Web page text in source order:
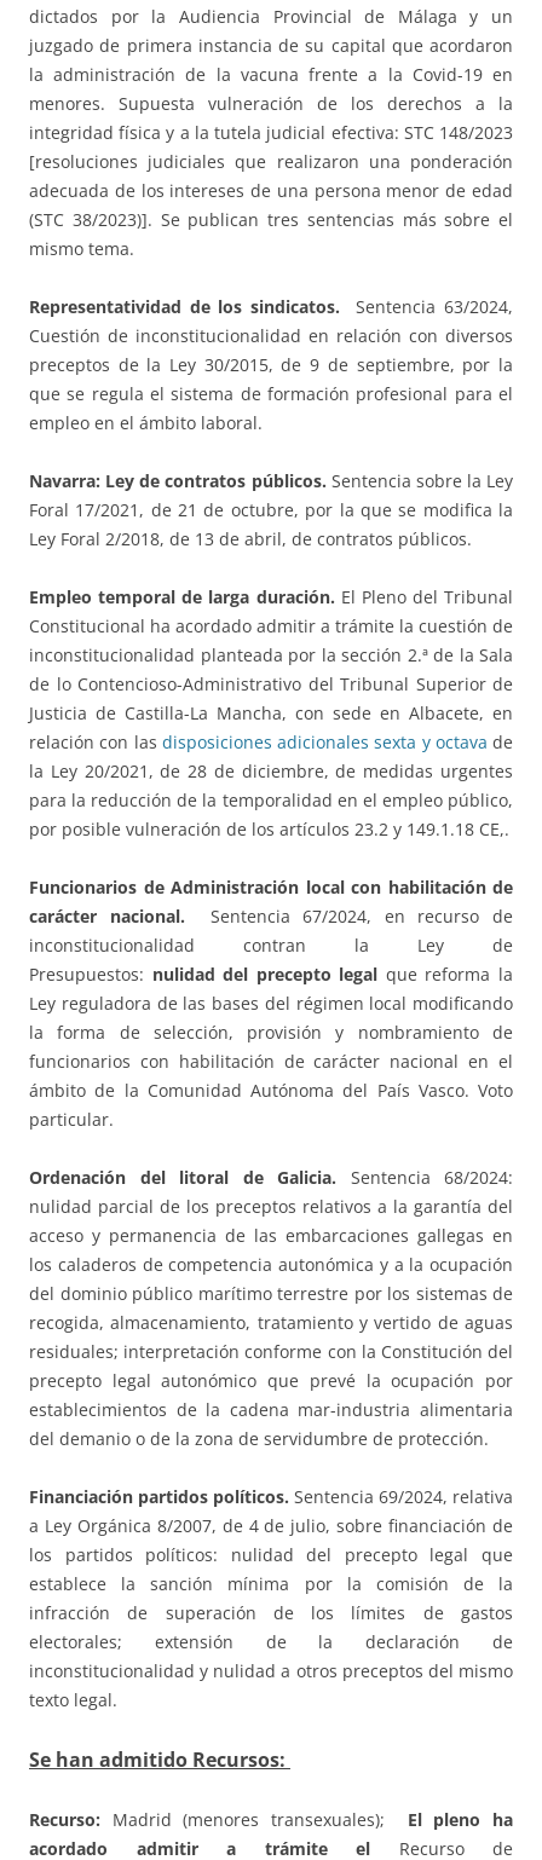
dictados por la Audiencia Provincial de Málaga y un
juzgado de primera instancia de su capital que acordaron
la administración de la vacuna frente a la Covid-19 en
menores. Supuesta vulneración de los derechos a la
integridad física y a la tutela judicial efectiva: STC 148/2023
[resoluciones judiciales que realizaron una ponderación
adecuada de los intereses de una persona menor de edad
(STC 38/2023)]. Se publican tres sentencias más sobre el
mismo tema.
Representatividad de los sindicatos. Sentencia 63/2024,
Cuestión de inconstitucionalidad en relación con diversos
preceptos de la Ley 30/2015, de 9 de septiembre, por la
que se regula el sistema de formación profesional para el
empleo en el ámbito laboral.
Navarra: Ley de contratos públicos. Sentencia sobre la Ley
Foral 17/2021, de 21 de octubre, por la que se modifica la
Ley Foral 2/2018, de 13 de abril, de contratos públicos.
Empleo temporal de larga duración. El Pleno del Tribunal
Constitucional ha acordado admitir a trámite la cuestión de
inconstitucionalidad planteada por la sección 2.ª de la Sala
de lo Contencioso-Administrativo del Tribunal Superior de
Justicia de Castilla-La Mancha, con sede en Albacete, en
relación con las disposiciones adicionales sexta y octava de
la Ley 20/2021, de 28 de diciembre, de medidas urgentes
para la reducción de la temporalidad en el empleo público,
por posible vulneración de los artículos 23.2 y 149.1.18 CE,.
Funcionarios de Administración local con habilitación de
carácter nacional. Sentencia 67/2024, en recurso de
inconstitucionalidad contran la Ley de
Presupuestos: nulidad del precepto legal que reforma la
Ley reguladora de las bases del régimen local modificando
la forma de selección, provisión y nombramiento de
funcionarios con habilitación de carácter nacional en el
ámbito de la Comunidad Autónoma del País Vasco. Voto
particular.
Ordenación del litoral de Galicia. Sentencia 68/2024:
nulidad parcial de los preceptos relativos a la garantía del
acceso y permanencia de las embarcaciones gallegas en
los caladeros de competencia autonómica y a la ocupación
del dominio público marítimo terrestre por los sistemas de
recogida, almacenamiento, tratamiento y vertido de aguas
residuales; interpretación conforme con la Constitución del
precepto legal autonómico que prevé la ocupación por
establecimientos de la cadena mar-industria alimentaria
del demanio o de la zona de servidumbre de protección.
Financiación partidos políticos. Sentencia 69/2024, relativa
a Ley Orgánica 8/2007, de 4 de julio, sobre financiación de
los partidos políticos: nulidad del precepto legal que
establece la sanción mínima por la comisión de la
infracción de superación de los límites de gastos
electorales; extensión de la declaración de
inconstitucionalidad y nulidad a otros preceptos del mismo
texto legal.
Se han admitido Recursos:
Recurso: Madrid (menores transexuales);
El pleno ha
acordado admitir a trámite el Recurso de